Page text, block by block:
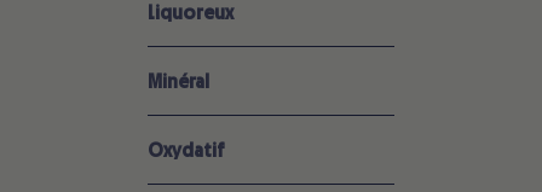
Liquoreux
Minéral
Oxydatif